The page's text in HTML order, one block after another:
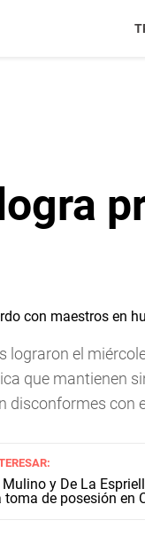
el
que mantienen
disconformes con
Mulino y De La
toma de posesión en